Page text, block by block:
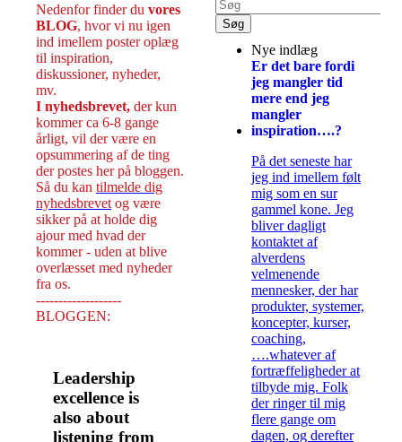
Nedenfor finder du vores
BLOG, hvor vi nu igen
ind imellem poster oplæg
til inspiration,
diskussioner, nyheder,
mv.
I nyhedsbrevet, der kun
kommer ca 6-8 gange
årligt, vil der være en
opsummering af de ting
der postes her på bloggen.
Så du kan tilmelde dig
nyhedsbrevet og være
sikker på at holde dig
ajour med hvad der
kommer - uden at blive
overlæsset med nyheder
fra os.
-------------------
BLOGGEN:
Leadership
excellence is
also about
listening from
Nye indlæg
Er det bare fordi
jeg mangler tid
mere end jeg
mangler
inspiration….?
På det seneste har
jeg ind imellem følt
mig som en sur
gammel kone. Jeg
bliver dagligt
kontaktet af
alverdens
velmenende
mennesker, der har
produkter, systemer,
koncepter, kurser,
coaching,
….whatever af
fortræffeligheder at
tilbyde mig. Folk
der ringer til mig
flere gange om
dagen, og derefter